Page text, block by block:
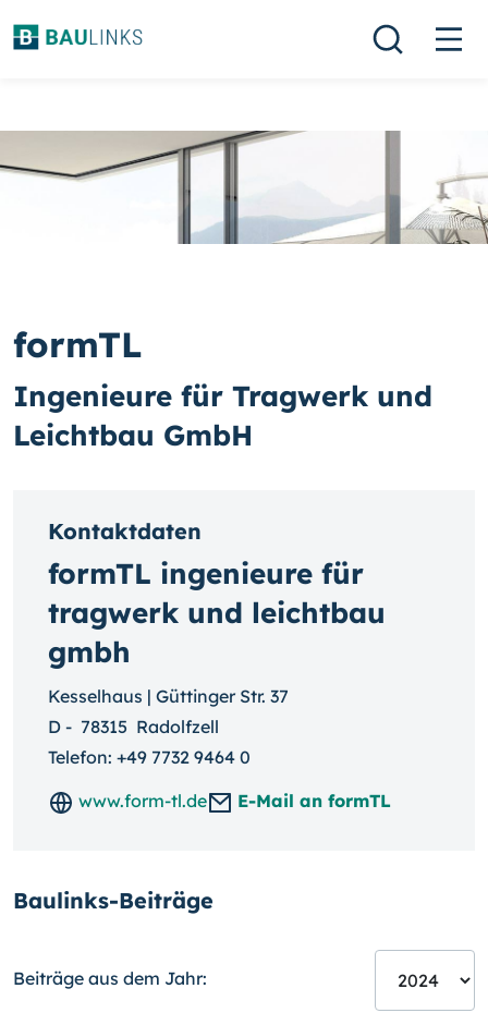
formTL
Ingenieure für Tragwerk und
Leichtbau GmbH
Kontaktdaten
formTL ingenieure für
tragwerk und leichtbau
gmbh
Kesselhaus | Güttinger Str. 37
D - 78315 Radolfzell
Telefon: +49 7732 9464 0
www.form-tl.de
E-Mail an formTL
Baulinks-Beiträge
Beiträge aus dem Jahr: